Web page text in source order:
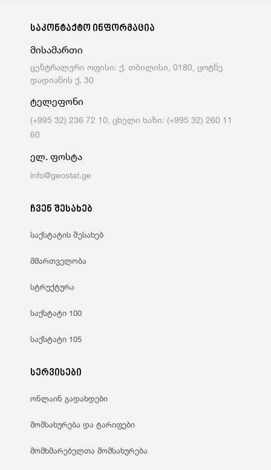
საკონტაქტო ინფორმაცია
მისამართი
ცენტრალური ოფისი: ქ. თბილისი, 0180, ცოტნე
დადიანის ქ. 30
ტელეფონი
(+995 32) 236 72 10, ცხელი ხაზი: (+995 32) 260 11
60
ელ. ფოსტა
info@geostat.ge
ჩვენ შესახებ
საქსტატის შესახებ
მმართველობა
სტრუქტურა
საქსტატი 100
საქსტატი 105
სერვისები
ონლაინ გადახდები
მომსახურება და ტარიფები
მომხმარებელთა მომსახურება